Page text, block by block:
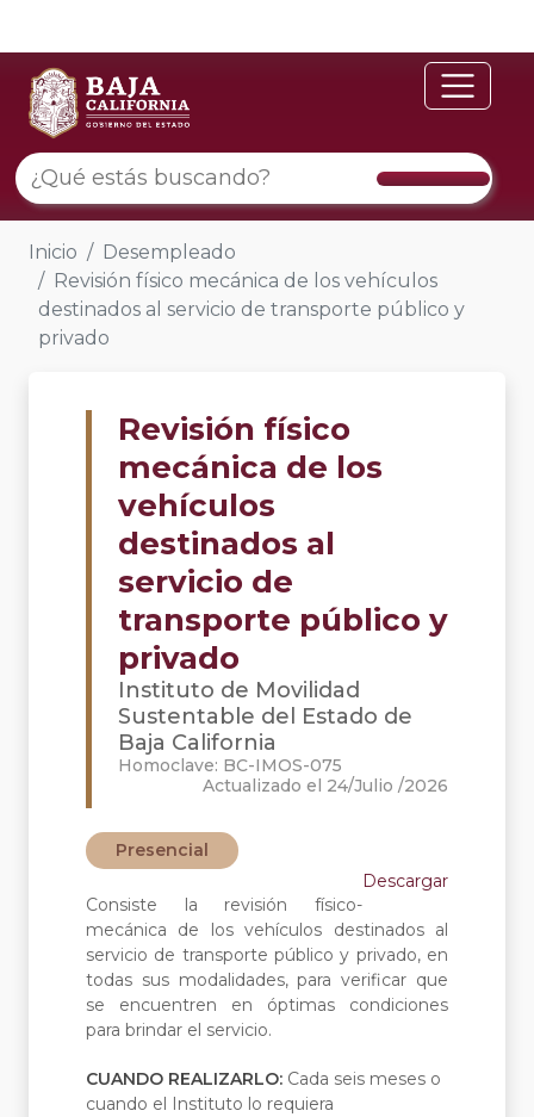
Inicio
Desempleado
Revisión físico mecánica de los vehículos
destinados al servicio de transporte público y
privado
Revisión físico
mecánica de los
vehículos
destinados al
servicio de
transporte público y
privado
Instituto de Movilidad
Sustentable del Estado de
Baja California
Homoclave: BC-IMOS-075
Actualizado el 24/Julio /2026
Presencial
Descargar
Consiste la revisión físico-
mecánica de los vehículos destinados al
servicio de transporte público y privado, en
todas sus modalidades, para verificar que
se encuentren en óptimas condiciones
para brindar el servicio.
CUANDO REALIZARLO: Cada seis meses o
cuando el Instituto lo requiera